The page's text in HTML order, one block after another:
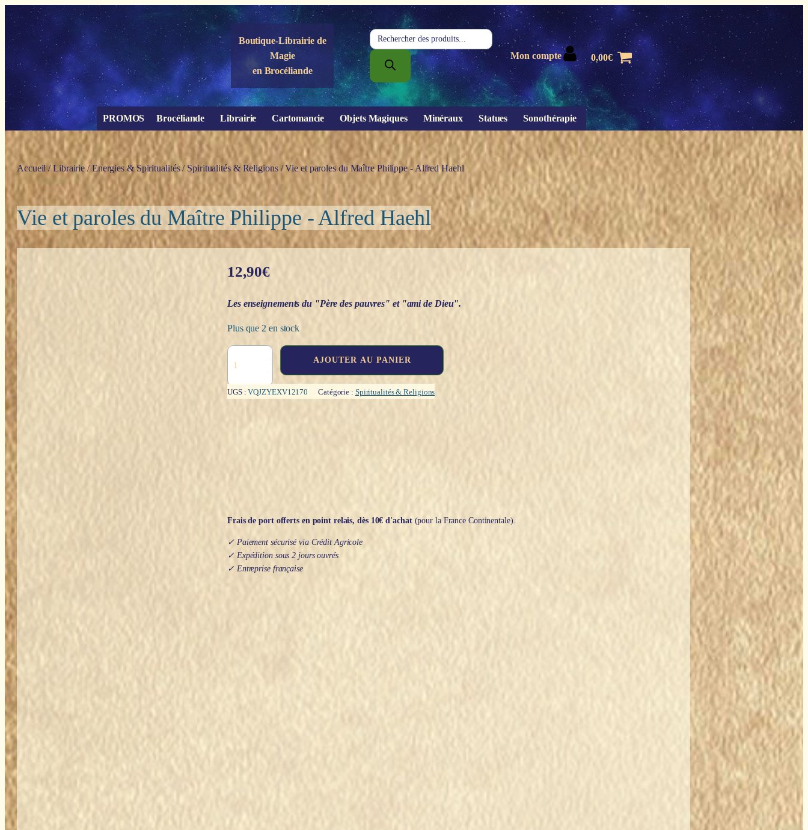
Panneau de gestion des cookies
Boutique-Librairie de
Magie
en Brocéliande
Recherche
de
produits
Mon compte 0,00€
PROMOS Brocéliande Librairie Cartomancie Objets Magiques Minéraux Statues Sonothérapie
Accueil /Librairie /Energies & Spiritualités/ Spiritualités & Religions/ Vie et paroles du Maître Philippe - Alfred Haehl
Vie et paroles du Maître Philippe - Alfred Haehl
12,90€
Les enseignements du "Père des pauvres" et "ami de Dieu".
Plus que 2 en stock
et
paroles
AJOUTER AU PANIER
UGS :VQJZYEXV12170 Catégorie : Spiritualités & Religions
Frais de port offerts en point relais, dès 10€ d'achat(pour la France Continentale).
✓ Paiement sécurisé via Crédit Agricole
✓ Expédition sous 2 jours ouvrés
✓ Entreprise française